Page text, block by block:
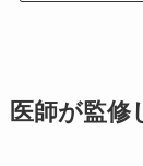
医師が監修